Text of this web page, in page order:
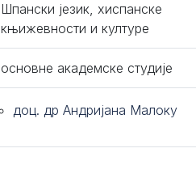
Шпански језик, хиспанске
књижевности и културе
основне академске студије
доц. др Андријана Малоку